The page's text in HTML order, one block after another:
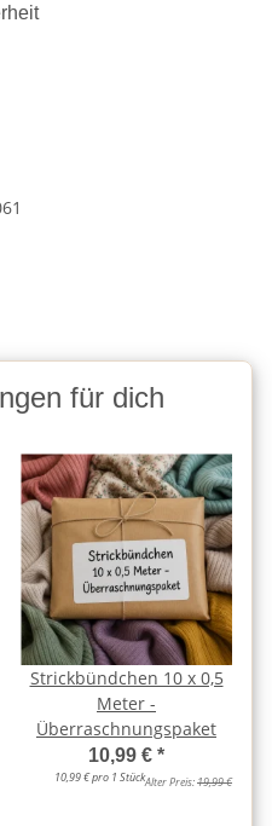
für dich
Strickbündchen 10 x 0,5
Meter -
Überraschnungspaket
10,99 € *
10,99 € pro 1 StückAlter Preis:19,99 €